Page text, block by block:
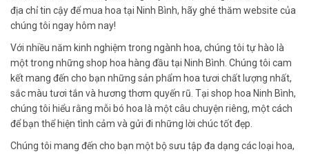
địa chỉ tin cậy để mua hoa tại Ninh Bình, hãy ghé thăm website của
chúng tôi ngay hôm nay!
Với nhiều năm kinh nghiệm trong ngành hoa, chúng tôi tự hào là
một trong những shop hoa hàng đầu tại Ninh Bình. Chúng tôi cam
kết mang đến cho bạn những sản phẩm hoa tươi chất lượng nhất,
sắc màu tươi tắn và hương thơm quyến rũ. Tại shop hoa Ninh Bình,
chúng tôi hiểu rằng mỗi bó hoa là một câu chuyện riêng, một cách
để bạn thể hiện tình cảm và gửi đi những lời chúc tốt đẹp.
Chúng tôi mang đến cho bạn một bộ sưu tập đa dạng các loại hoa,